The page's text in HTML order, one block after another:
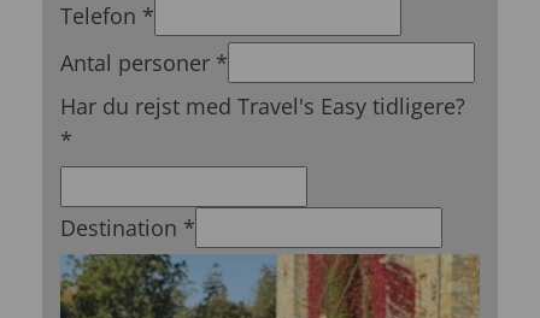
Telefon *
Antal personer *
Har du rejst med Travel's Easy tidligere?
*
Destination *